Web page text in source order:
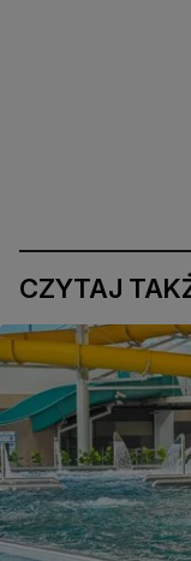
CZYTAJ